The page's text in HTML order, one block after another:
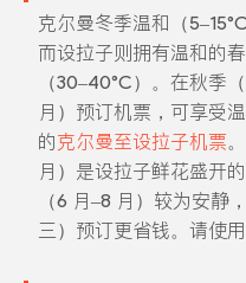
克尔曼冬季温和（
而设拉子则拥有温和的
（30–40°C）。在秋季
月）预订机票，可享受
的克尔曼至设拉子机票
月）是设拉子鲜花盛开
（6 月–8 月）较为安静
三）预订更省钱。请使